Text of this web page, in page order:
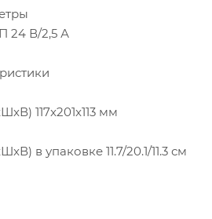
24 В/2,5 А
117x201x113 мм
в упаковке 11.7/20.1/11.3 см